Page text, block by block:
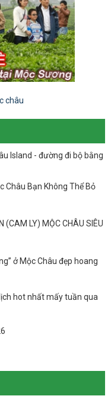
Island - đường đi bộ bằng
Châu Bạn Không Thể Bỏ
(CAM LY) MỘC CHÂU SIÊU
ở Mộc Châu đẹp hoang
hot nhất mấy tuần qua